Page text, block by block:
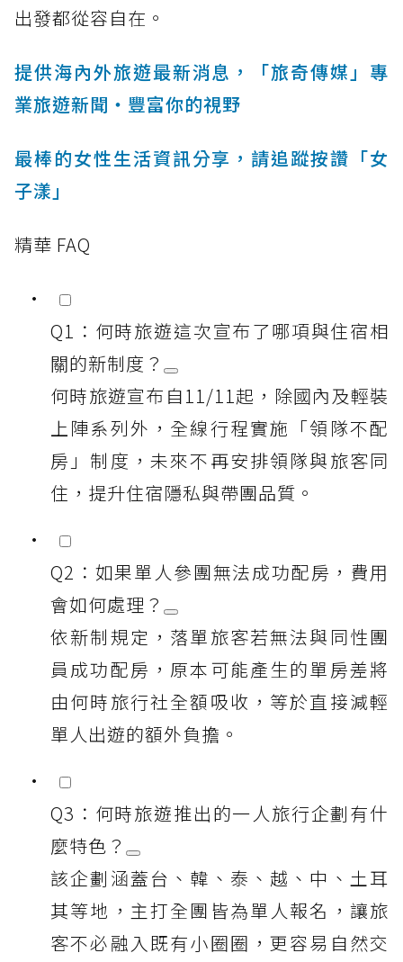
出發都從容自在。
提供海內外旅遊最新消息，「旅奇傳媒」專
業旅遊新聞‧豐富你的視野
最棒的女性生活資訊分享，請追蹤按讚「女
子漾」
精華 FAQ
Q1：何時旅遊這次宣布了哪項與住宿相
關的新制度？
何時旅遊宣布自11/11起，除國內及輕裝
上陣系列外，全線行程實施「領隊不配
房」制度，未來不再安排領隊與旅客同
住，提升住宿隱私與帶團品質。
Q2：如果單人參團無法成功配房，費用
會如何處理？
依新制規定，落單旅客若無法與同性團
員成功配房，原本可能產生的單房差將
由何時旅行社全額吸收，等於直接減輕
單人出遊的額外負擔。
Q3：何時旅遊推出的一人旅行企劃有什
麼特色？
該企劃涵蓋台、韓、泰、越、中、土耳
其等地，主打全團皆為單人報名，讓旅
客不必融入既有小圈圈，更容易自然交